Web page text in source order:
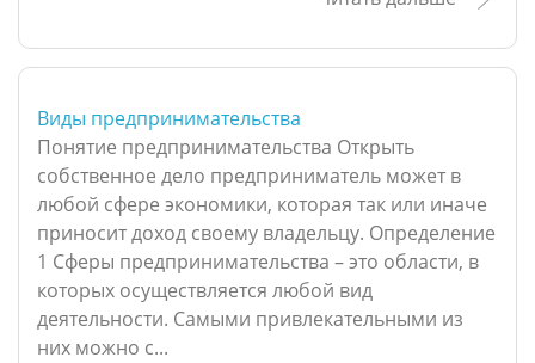
Виды предпринимательства
Понятие предпринимательства Открыть
собственное дело предприниматель может в
любой сфере экономики, которая так или иначе
приносит доход своему владельцу. Определение
1 Сферы предпринимательства – это области, в
которых осуществляется любой вид
деятельности. Самыми привлекательными из
них можно с...